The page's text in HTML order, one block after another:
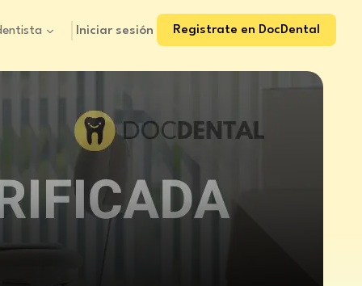
Iniciar sesión Registrate en DocDental